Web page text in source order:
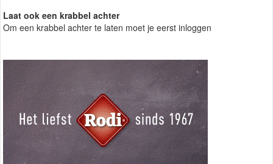
Laat ook een krabbel achter
Om een krabbel achter te laten moet je eerst inloggen